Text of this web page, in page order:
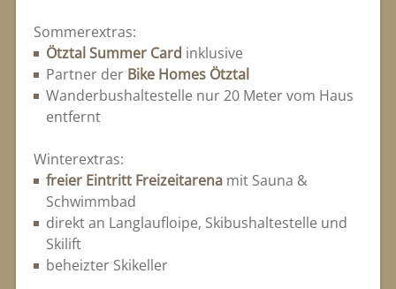
Sommerextras:
Ötztal Summer Card inklusive
Partner der Bike Homes Ötztal
Wanderbushaltestelle nur 20 Meter vom Haus
entfernt
Winterextras:
freier Eintritt Freizeitarenamit Sauna &
Schwimmbad
direkt an Langlaufloipe, Skibushaltestelle und
Skilift
beheizter Skikeller